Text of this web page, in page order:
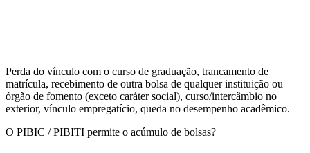
Perda do vínculo com o curso de graduação, trancamento de
matrícula, recebimento de outra bolsa de qualquer instituição ou
órgão de fomento (exceto caráter social), curso/intercâmbio no
exterior, vínculo empregatício, queda no desempenho acadêmico.
O PIBIC / PIBITI permite o acúmulo de bolsas?